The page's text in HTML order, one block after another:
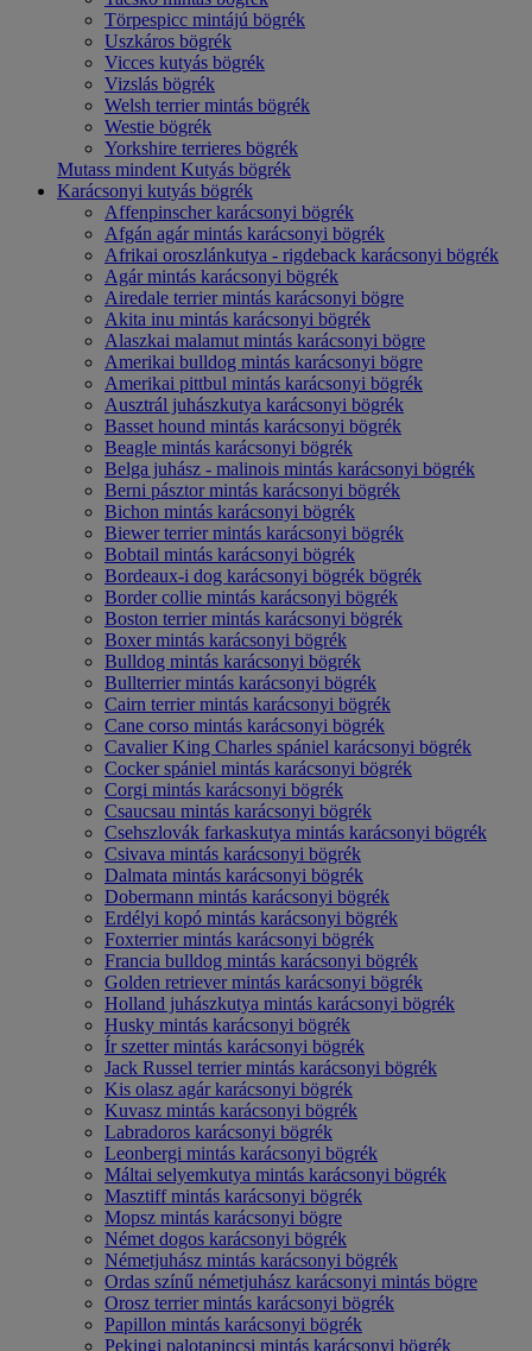
Törpespicc mintájú bögrék
Uszkáros bögrék
Vicces kutyás bögrék
Vizslás bögrék
Welsh terrier mintás bögrék
Westie bögrék
Yorkshire terrieres bögrék
Mutass mindent Kutyás bögrék
Karácsonyi kutyás bögrék
Affenpinscher karácsonyi bögrék
Afgán agár mintás karácsonyi bögrék
Afrikai oroszlánkutya - rigdeback karácsonyi bögrék
Agár mintás karácsonyi bögrék
Airedale terrier mintás karácsonyi bögre
Akita inu mintás karácsonyi bögrék
Alaszkai malamut mintás karácsonyi bögre
Amerikai bulldog mintás karácsonyi bögre
Amerikai pittbul mintás karácsonyi bögrék
Ausztrál juhászkutya karácsonyi bögrék
Basset hound mintás karácsonyi bögrék
Beagle mintás karácsonyi bögrék
Belga juhász - malinois mintás karácsonyi bögrék
Berni pásztor mintás karácsonyi bögrék
Bichon mintás karácsonyi bögrék
Biewer terrier mintás karácsonyi bögrék
Bobtail mintás karácsonyi bögrék
Bordeaux-i dog karácsonyi bögrék bögrék
Border collie mintás karácsonyi bögrék
Boston terrier mintás karácsonyi bögrék
Boxer mintás karácsonyi bögrék
Bulldog mintás karácsonyi bögrék
Bullterrier mintás karácsonyi bögrék
Cairn terrier mintás karácsonyi bögrék
Cane corso mintás karácsonyi bögrék
Cavalier King Charles spániel karácsonyi bögrék
Cocker spániel mintás karácsonyi bögrék
Corgi mintás karácsonyi bögrék
Csaucsau mintás karácsonyi bögrék
Csehszlovák farkaskutya mintás karácsonyi bögrék
Csivava mintás karácsonyi bögrék
Dalmata mintás karácsonyi bögrék
Dobermann mintás karácsonyi bögrék
Erdélyi kopó mintás karácsonyi bögrék
Foxterrier mintás karácsonyi bögrék
Francia bulldog mintás karácsonyi bögrék
Golden retriever mintás karácsonyi bögrék
Holland juhászkutya mintás karácsonyi bögrék
Husky mintás karácsonyi bögrék
Ír szetter mintás karácsonyi bögrék
Jack Russel terrier mintás karácsonyi bögrék
Kis olasz agár karácsonyi bögrék
Kuvasz mintás karácsonyi bögrék
Labradoros karácsonyi bögrék
Leonbergi mintás karácsonyi bögrék
Máltai selyemkutya mintás karácsonyi bögrék
Masztiff mintás karácsonyi bögrék
Mopsz mintás karácsonyi bögre
Német dogos karácsonyi bögrék
Németjuhász mintás karácsonyi bögrék
Ordas színű németjuhász karácsonyi mintás bögre
Orosz terrier mintás karácsonyi bögrék
Papillon mintás karácsonyi bögrék
Pekingi palotapincsi mintás karácsonyi bögrék